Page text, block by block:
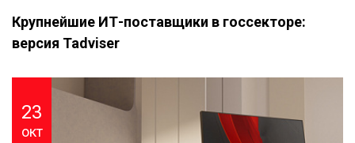
Крупнейшие ИТ-поставщики в госсекторе:
версия Tadviser
23
окт